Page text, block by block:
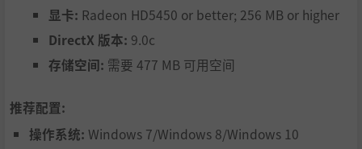
显卡: Radeon HD5450 or better; 256 MB or higher
DirectX 版本: 9.0c
存储空间: 需要 477 MB 可用空间
推荐配置:
操作系统: Windows 7/Windows 8/Windows 10